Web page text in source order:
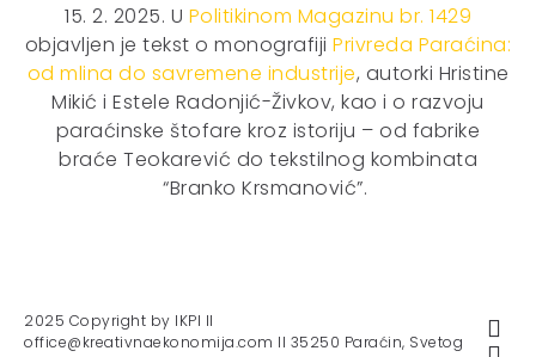
15. 2. 2025. U Politikinom Magazinu br. 1429
objavljen je tekst o monografijiPrivreda Paraćina:
od mlina do savremene industrije, autorki Hristine
Mikić i Estele Radonjić-Živkov, kao i o razvoju
paraćinske štofare kroz istoriju – od fabrike
braće Teokarević do tekstilnog kombinata
“Branko Krsmanović”.
2025 Copyright by IKPI II
office@kreativnaekonomija.com II 35250 Paraćin, Svetog